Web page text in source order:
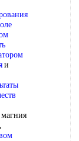
и
магния